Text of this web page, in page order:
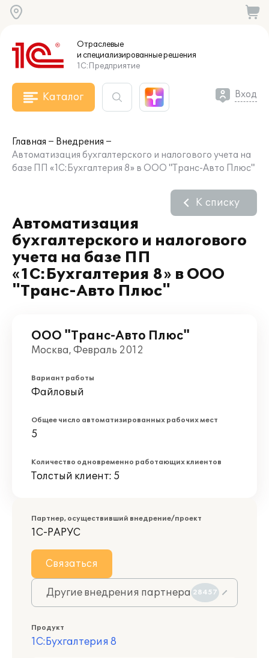
Отраслевые
и специализированныерешения
1С:Предприятие
Каталог Вход
Главная
Внедрения
Автоматизация бухгалтерского и налогового учета на
базе ПП «1С:Бухгалтерия 8» в ООО "Транс-Авто Плюс"
Автоматизация
бухгалтерского и налогового
учета на базе ПП
«1С:Бухгалтерия 8» в ООО
"Транс-Авто Плюс"
К списку
ООО "Транс-Авто Плюс"
Москва, Февраль 2012
Вариант работы
Файловый
Общее число автоматизированных рабочих мест
5
Количество одновременно работающих клиентов
Толстый клиент: 5
Партнер, осуществивший внедрение/проект
1С-РАРУС
Связаться
Другие внедрения партнера 28457
Продукт
1С:Бухгалтерия 8